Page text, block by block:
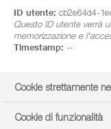
ID utente: cb2e64d4-
Questo ID utente verrà
memorizzazione e
Timestamp: --
Cookie strettamente
Cookie di funzionalità